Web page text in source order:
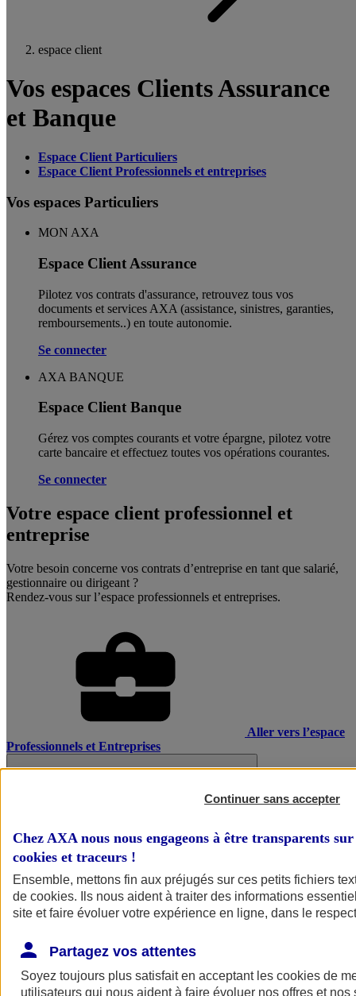
espace client
Vos espaces Clients Assurance
et Banque
Espace Client Particuliers
Espace Client Professionnels et entreprises
Vos espaces Particuliers
MON AXA
Espace Client Assurance
Pilotez vos contrats d'assurance, retrouvez tous vos
documents et services AXA (assistance, sinistres, garanties,
remboursements..) en toute autonomie. ​
Se connecter
AXA BANQUE
Espace Client Banque
Gérez vos comptes courants et votre épargne, pilotez votre
carte bancaire et effectuez toutes vos opérations courantes.
Se connecter
Votre espace client professionnel et
entreprise
Votre besoin concerne vos contrats d’entreprise en tant que salarié,
gestionnaire ou dirigeant ?
Rendez-vous sur l’espace professionnels et entreprises.
Aller vers l’espace
Professionnels et Entreprises
Continuer sans accepter
Chez AXA nous nous engageons à être transparents
cookies et traceurs !
Ensemble, mettons fin aux préjugés sur ces petits fichiers
de cookies. Ils nous aident à traiter des informations
site et faire évoluer votre expérience en ligne, dans le
Partagez vos attentes
Soyez toujours plus satisfait en acceptant les cookies de
utilisateurs qui nous aident à faire évoluer nos offres et nos